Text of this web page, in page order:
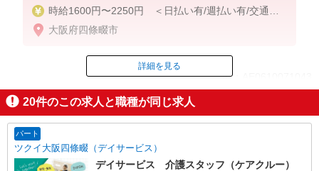
時給1600円〜2250円 ＜日払い有/週払い有/交通費
全支給(ガソリン代含む)＞
大阪府四條畷市
ID：AE0610071043
掲載期間終了
詳細を見る
20件のこの求人と職種が同じ求人
パート
ツクイ大阪四條畷（デイサービス）
デイサービス 介護スタッフ（ケアクルー）